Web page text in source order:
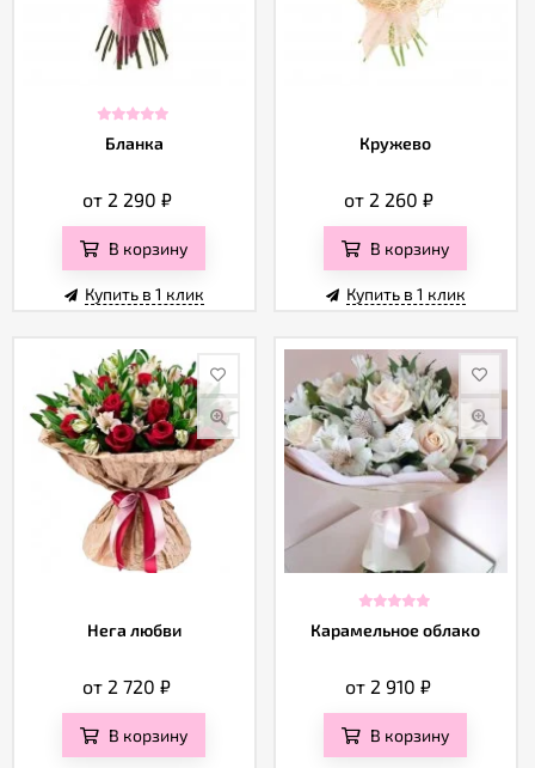
Бланка
от 2 290 ₽
В корзину
Купить в 1 клик
Кружево
от 2 260 ₽
В корзину
Купить в 1 клик
Нега любви
от 2 720₽
В корзину
Карамельное облако
от 2 910₽
В корзину